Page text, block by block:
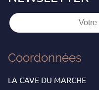
Coordonnées
LA CAVE DU MARCHE